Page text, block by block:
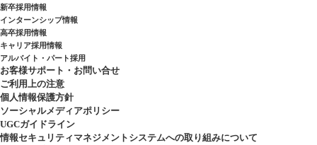
新卒採用情報
インターンシップ情報
高卒採用情報
キャリア採用情報
アルバイト・パート採用
お客様サポート・お問い合せ
ご利用上の注意
個人情報保護方針
ソーシャルメディアポリシー
UGCガイドライン
情報セキュリティマネジメントシステムへの取り組みについて